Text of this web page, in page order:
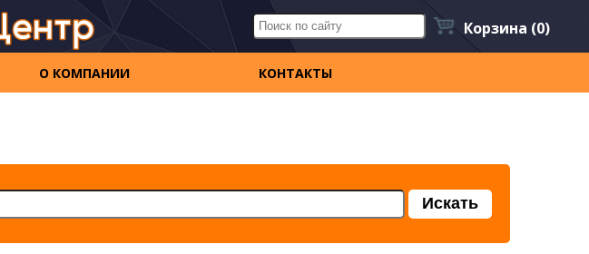
Корзина (0)
О КОМПАНИИ КОНТАКТЫ